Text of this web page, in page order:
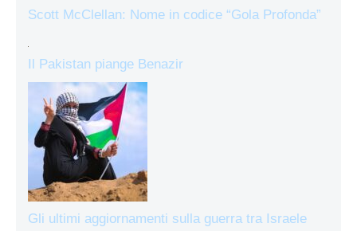
Scott McClellan: Nome in codice “Gola Profonda”
Il Pakistan piange Benazir
Gli ultimi aggiornamenti sulla guerra tra Israele